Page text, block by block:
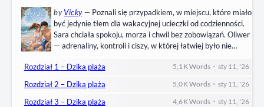
byVicky— Poznali się przypadkiem, w miejscu, które miało
być jedynie tłem dla wakacyjnej ucieczki od codzienności.
Sara chciała spokoju, morza i chwil bez zobowiązań. Oliwer
— adrenaliny, kontroli i ciszy, w której łatwiej było nie
opiera się na braku równowagi. Emocje, które pojawiają się
niezauważalnie, i układ, który…
Rozdział 1 – Dzika plaża 5,1 KWords •sty 11, '26
Rozdział 2 – Dzika plaża 5,0 KWords •sty 11, '26
Rozdział 3 – Dzika plaża 4,6 KWords •sty 11, '26